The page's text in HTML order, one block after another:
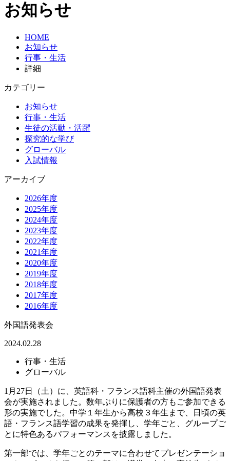
お知らせ
HOME
お知らせ
行事・生活
詳細
カテゴリー
お知らせ
行事・生活
生徒の活動・活躍
探究的な学び
グローバル
入試情報
アーカイブ
2026年度
2025年度
2024年度
2023年度
2022年度
2021年度
2020年度
2019年度
2018年度
2017年度
2016年度
外国語発表会
2024.02.28
行事・生活
グローバル
1月27日（土）に、英語科・フランス語科主催の外国語発表
会が実施されました。数年ぶりに保護者の方もご参加できる
形の実施でした。中学１年生から高校３年生まで、日頃の英
語・フランス語学習の成果を発揮し、学年ごと、グループご
とに特色あるパフォーマンスを披露しました。
第一部では、学年ごとのテーマに合わせてプレゼンテーショ